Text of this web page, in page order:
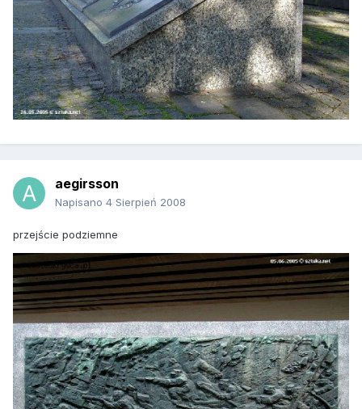
aegirsson
Napisano 4 Sierpień 2008
przejście podziemne